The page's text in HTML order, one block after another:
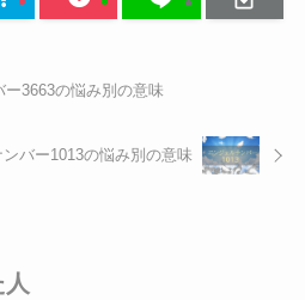
ー3663の悩み別の意味
バー1013の悩み別の意味